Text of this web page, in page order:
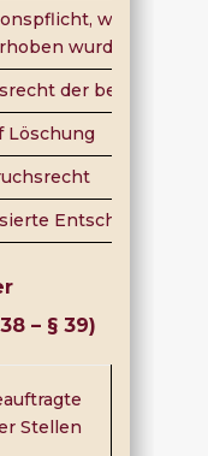
wenn die
wurden
der betroffenen
Löschung
– § 39)
Stellen